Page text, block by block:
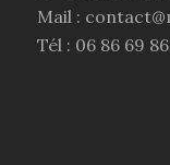
Mail :
Tél : 06 86 69